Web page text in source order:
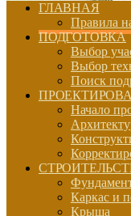
ГЛАВНАЯ
Правила
ПОДГОТОВКА
Выбор
Выбор
Поиск
Начало
Каркас и
Крыша